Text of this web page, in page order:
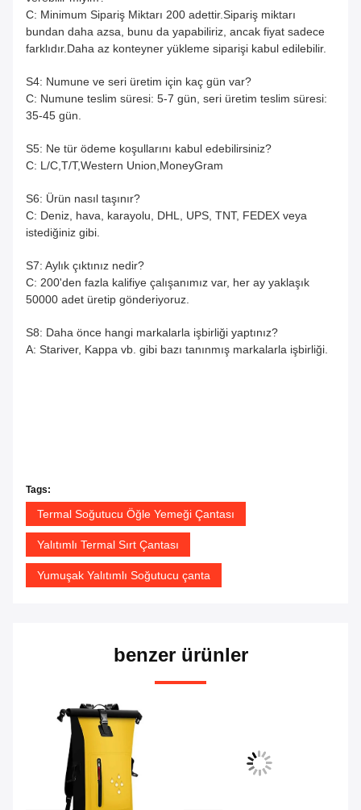
C: Minimum Sipariş Miktarı 200 adettir.Sipariş miktarı
bundan daha azsa, bunu da yapabiliriz, ancak fiyat sadece
farklıdır.Daha az konteyner yükleme siparişi kabul edilebilir.
S4: Numune ve seri üretim için kaç gün var?
C: Numune teslim süresi: 5-7 gün, seri üretim teslim süresi:
35-45 gün.
S5: Ne tür ödeme koşullarını kabul edebilirsiniz?
C: L/C,T/T,Western Union,MoneyGram
S6: Ürün nasıl taşınır?
C: Deniz, hava, karayolu, DHL, UPS, TNT, FEDEX veya
istediğiniz gibi.
S7: Aylık çıktınız nedir?
C: 200'den fazla kalifiye çalışanımız var, her ay yaklaşık
50000 adet üretip gönderiyoruz.
S8: Daha önce hangi markalarla işbirliği yaptınız?
A: Stariver, Kappa vb. gibi bazı tanınmış markalarla işbirliği.
Tags:
Termal Soğutucu Öğle Yemeği Çantası
Yalıtımlı Termal Sırt Çantası
Yumuşak Yalıtımlı Soğutucu çanta
benzer ürünler